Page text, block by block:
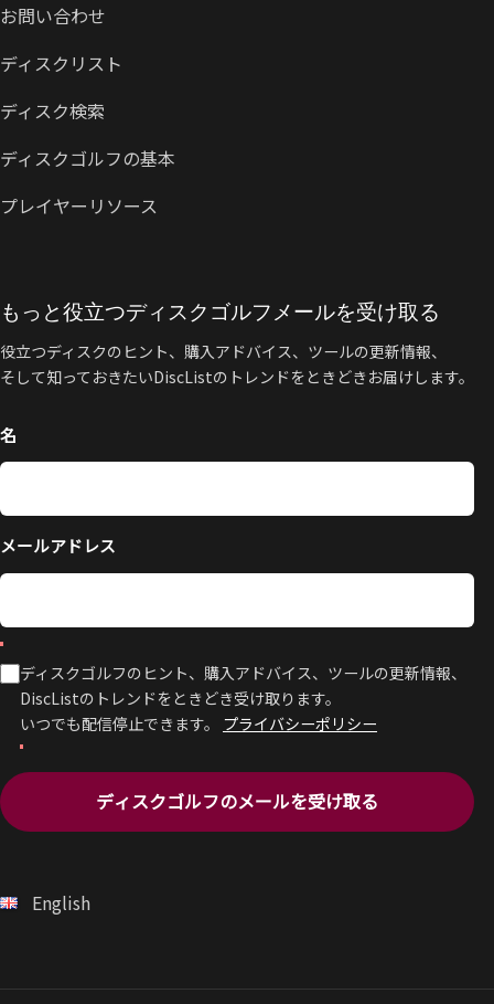
お問い合わせ
ディスクリスト
ディスク検索
ディスクゴルフの基本
プレイヤーリソース
もっと役立つディスクゴルフメールを受け取る
役立つディスクのヒント、購入アドバイス、ツールの更新情報、
そして知っておきたいDiscListのトレンドをときどきお届けします。
名
メールアドレス
ディスクゴルフのヒント、購入アドバイス、ツールの更新情報、
DiscListのトレンドをときどき受け取ります。
いつでも配信停止できます。 プライバシーポリシー
ディスクゴルフのメールを受け取る
English